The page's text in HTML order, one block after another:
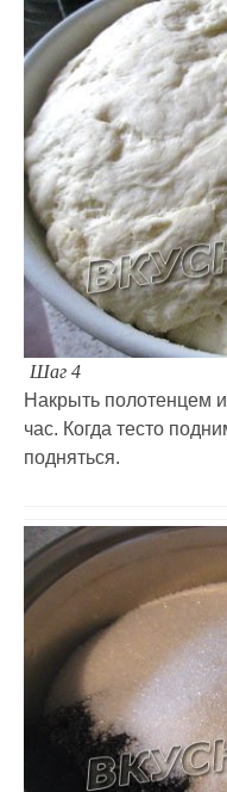
Шаг 4
Накрыть полотенцем
час. Когда тесто
подняться.